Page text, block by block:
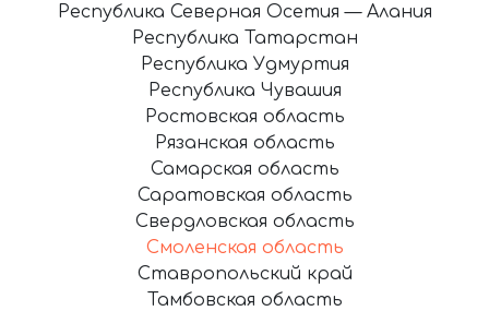
Республика Северная Осетия — Алания
Республика Татарстан
Республика Удмуртия
Республика Чувашия
Ростовская область
Рязанская область
Самарская область
Саратовская область
Свердловская область
Смоленская область
Ставропольский край
Тамбовская область